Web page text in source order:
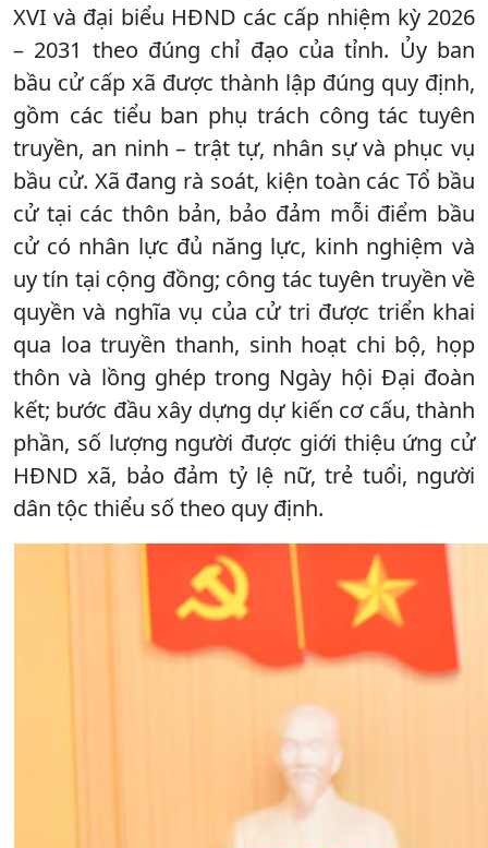
XVI và đại biểu HĐND các cấp nhiệm kỳ 2026
– 2031 theo đúng chỉ đạo của tỉnh. Ủy ban
bầu cử cấp xã được thành lập đúng quy định,
gồm các tiểu ban phụ trách công tác tuyên
truyền, an ninh – trật tự, nhân sự và phục vụ
bầu cử. Xã đang rà soát, kiện toàn các Tổ bầu
cử tại các thôn bản, bảo đảm mỗi điểm bầu
cử có nhân lực đủ năng lực, kinh nghiệm và
uy tín tại cộng đồng; công tác tuyên truyền về
quyền và nghĩa vụ của cử tri được triển khai
qua loa truyền thanh, sinh hoạt chi bộ, họp
thôn và lồng ghép trong Ngày hội Đại đoàn
kết; bước đầu xây dựng dự kiến cơ cấu, thành
phần, số lượng người được giới thiệu ứng cử
HĐND xã, bảo đảm tỷ lệ nữ, trẻ tuổi, người
dân tộc thiểu số theo quy định.